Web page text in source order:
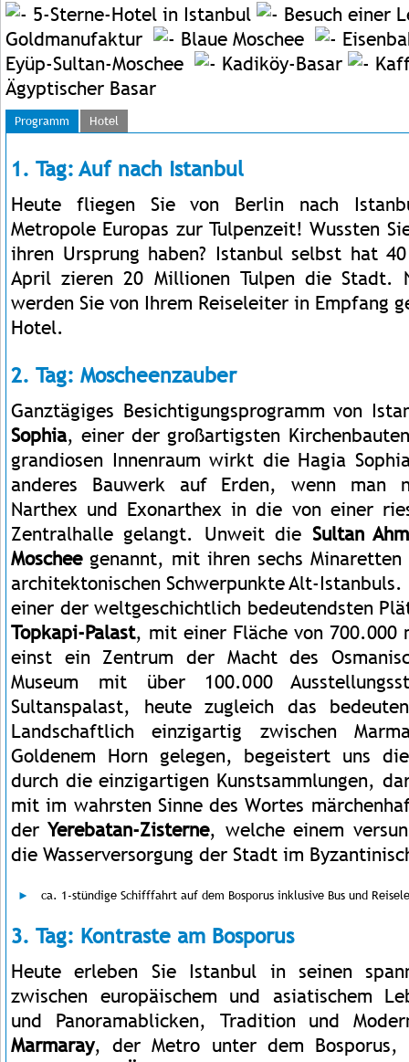
5-Sterne-Hotel in Istanbul
Besuch einer
Goldmanufaktur
Blaue Moschee
Eyüp-Sultan-Moschee
Kadiköy-Basar
Ägyptischer Basar
Programm Hotel
1. Tag: Auf nach Istanbul
Heute fliegen Sie von Berlin nach
Metropole Europas zur Tulpenzeit! Wussten
ihren Ursprung haben? Istanbul selbst hat
April zieren 20 Millionen Tulpen die Stadt.
werden Sie von Ihrem Reiseleiter in Empfang
Hotel.
2. Tag: Moscheenzauber
Ganztägiges Besichtigungsprogramm von
Sophia, einer der großartigsten
grandiosen Innenraum wirkt die Hagia
anderes Bauwerk auf Erden, wenn man
Narthex und Exonarthex in die von einer
Zentralhalle gelangt. Unweit die Sultan
Moscheegenannt, mit ihren sechs Minaretten
architektonischen Schwerpunkte Alt-
einer der weltgeschichtlich bedeutendsten
Topkapi-Palast, mit einer Fläche von 700.000
einst ein Zentrum der Macht des
Museum mit über 100.000
Sultanspalast, heute zugleich das
Landschaftlich einzigartig zwischen
Goldenem Horn gelegen, begeistert uns
durch die einzigartigen Kunstsammlungen,
mit im wahrsten Sinne des Wortes
derYerebatan-Zisterne, welche einem
die Wasserversorgung der Stadt im
ca. 1-stündige Schifffahrt auf dem Bosporus inklusive Bus und
3. Tag: Kontraste am Bosporus
Heute erleben Sie Istanbul in seinen
zwischen europäischem und asiatischem
und Panoramablicken, Tradition und
Marmaray, der Metro unter dem Bosporus,